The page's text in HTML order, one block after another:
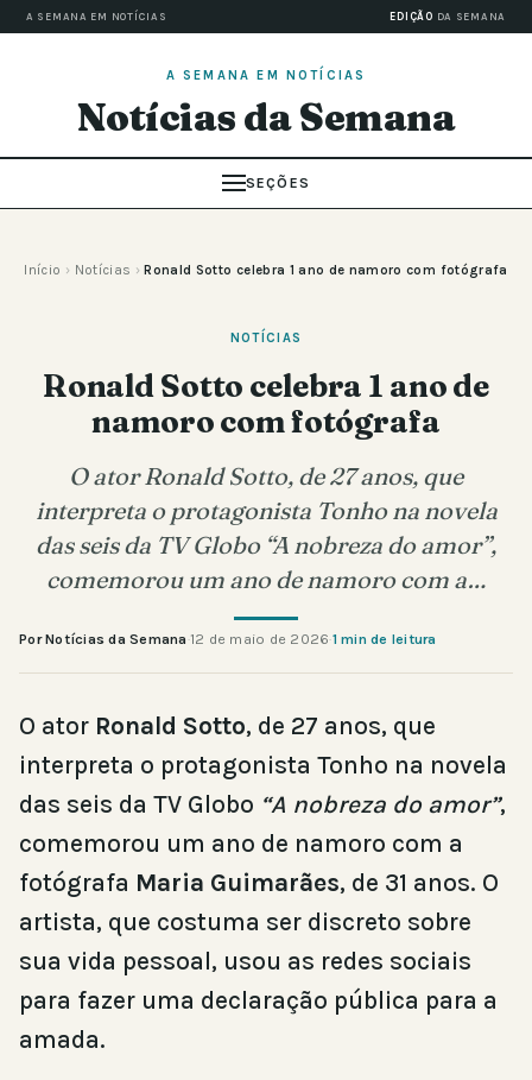
A SEMANA EM NOTÍCIAS EDIÇÃO DA SEMANA
A SEMANA EM NOTÍCIAS
Notícias da Semana
SEÇÕES
Início › Notícias › Ronald Sotto celebra 1 ano de namoro com fotógrafa
NOTÍCIAS
Ronald Sotto celebra 1 ano de
namoro com fotógrafa
O ator Ronald Sotto, de 27 anos, que
interpreta o protagonista Tonho na novela
das seis da TV Globo “A nobreza do amor”,
comemorou um ano de namoro com a…
Por Notícias da Semana·12 de maio de 2026·1 min de leitura
O ator Ronald Sotto, de 27 anos, que
interpreta o protagonista Tonho na novela
das seis da TV Globo “A nobreza do amor”,
comemorou um ano de namoro com a
fotógrafa Maria Guimarães, de 31 anos. O
artista, que costuma ser discreto sobre
sua vida pessoal, usou as redes sociais
para fazer uma declaração pública para a
amada.